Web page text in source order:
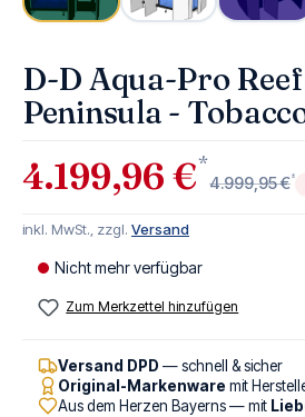
D-D Aqua-Pro
Peninsula -
4.199,96 €*
4.999,95 €*
inkl. MwSt., zzgl. Versand
Nicht mehr verfügbar
Zum Merkzettel hinzufügen
Versand DPD — schnell & sicher
Original-Markenware mit
Aus dem Herzen Bayerns — mit